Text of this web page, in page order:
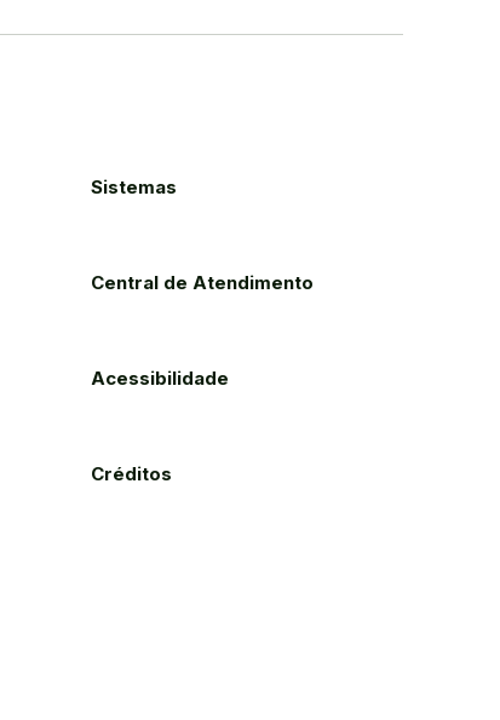
Sistemas
Central de Atendimento
Acessibilidade
Créditos